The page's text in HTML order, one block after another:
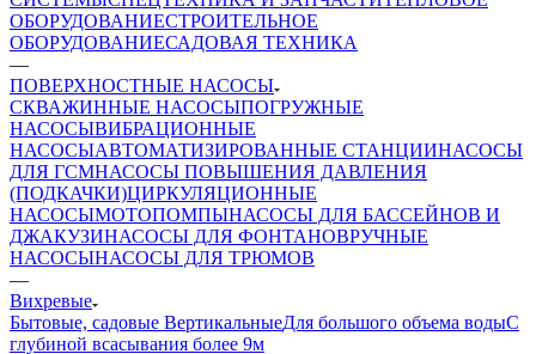
ОБОРУДОВАНИЕСТРОИТЕЛЬНОЕ
ОБОРУДОВАНИЕСАДОВАЯ ТЕХНИКА
—
ПОВЕРХНОСТНЫЕ НАСОСЫ
СКВАЖИННЫЕ НАСОСЫПОГРУЖНЫЕ
НАСОСЫВИБРАЦИОННЫЕ
НАСОСЫАВТОМАТИЗИРОВАННЫЕ СТАНЦИИНАСОСЫ
ДЛЯ ГСМНАСОСЫ ПОВЫШЕНИЯ ДАВЛЕНИЯ
(ПОДКАЧКИ)ЦИРКУЛЯЦИОННЫЕ
НАСОСЫМОТОПОМПЫНАСОСЫ ДЛЯ БАССЕЙНОВ И
ДЖАКУЗИНАСОСЫ ДЛЯ ФОНТАНОВРУЧНЫЕ
НАСОСЫНАСОСЫ ДЛЯ ТРЮМОВ
—
Вихревые
Бытовые, садовые ВертикальныеДля большого объема водыС
глубиной всасывания более 9м